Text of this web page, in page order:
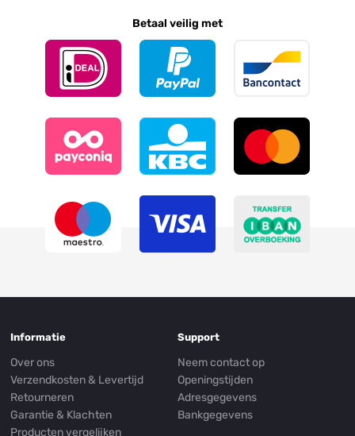
Betaal veilig met
Informatie
Over ons
Verzendkosten & Levertijd
Retourneren
Garantie & Klachten
Producten vergelijken
Support
Neem contact op
Openingstijden
Adresgegevens
Bankgegevens